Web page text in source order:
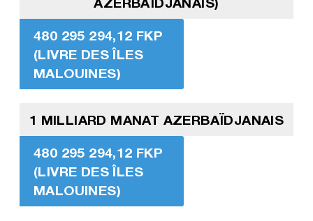
480 295 294,12 FKP
(LIVRE DES ÎLES
MALOUINES)
1 MILLIARD MANAT AZERBAÏDJANAIS
480 295 294,12 FKP
(LIVRE DES ÎLES
MALOUINES)